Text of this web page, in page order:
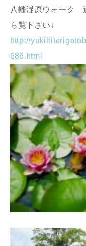
八幡湿原ウォーク
ら覧下さい↓
http://
686.html